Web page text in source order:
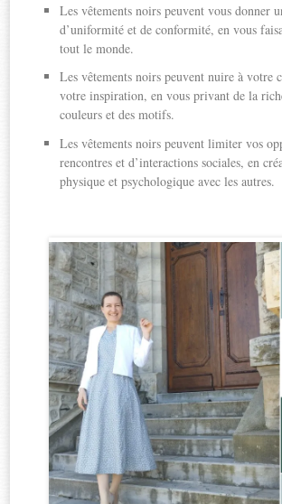
Les vêtements noirs peuvent vous donner
d’uniformité et de conformité, en vous
tout le monde.
Les vêtements noirs peuvent nuire à votre
votre inspiration, en vous privant de la
couleurs et des motifs.
Les vêtements noirs peuvent limiter vos
rencontres et d’interactions sociales, en
physique et psychologique avec les autres.